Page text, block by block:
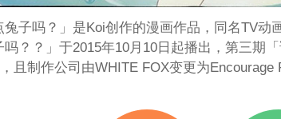
兔子吗？」是Koi创作的漫画作品，同名TV
？？」于2015年10月10日起播出，第三期
且制作公司由WHITE FOX变更为Encourage